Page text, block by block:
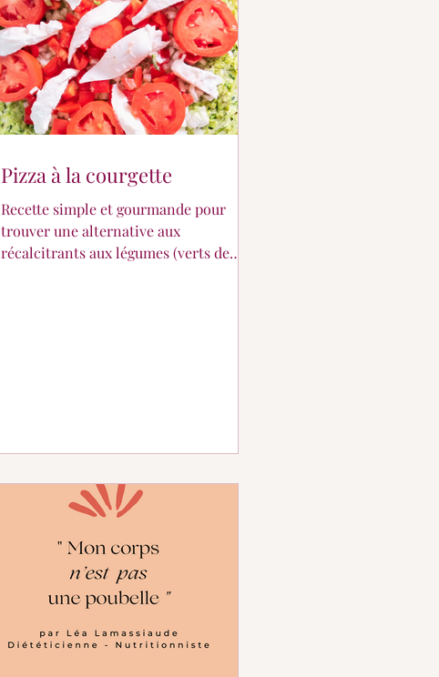
Pizza à la courgette
Recette simple et gourmande pour
trouver une alternative aux
récalcitrants aux légumes (verts de